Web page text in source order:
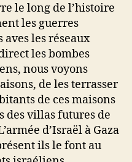
le long de l’histoire
les guerres
les réseaux
les bombes
nous voyons
de les terrasser
de ces maisons
des villas futures de
d’Israël à Gaza
ils le font au